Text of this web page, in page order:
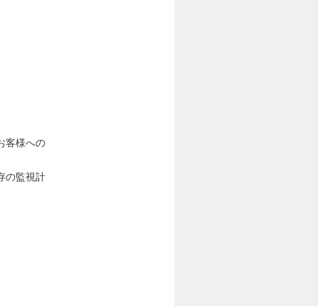
客様への
の監視計